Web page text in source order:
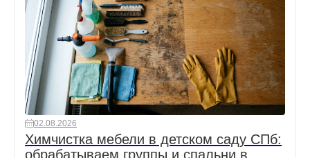
02.08.2026
Химчистка мебели в детском саду СПб:
обрабатываем группы и спальни в